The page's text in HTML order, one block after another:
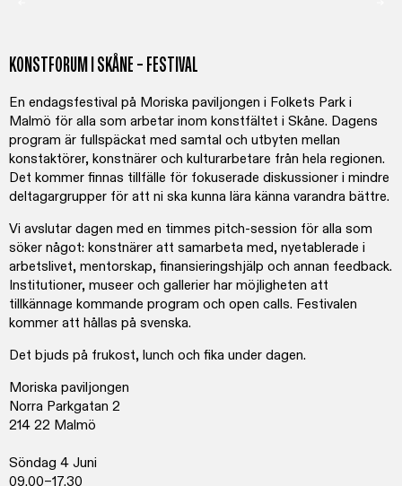
KONSTFORUM I SKÅNE – FESTIVAL
En endagsfestival på Moriska paviljongen i Folkets Park i
Malmö för alla som arbetar inom konstfältet i Skåne. Dagens
program är fullspäckat med samtal och utbyten mellan
konstaktörer, konstnärer och kulturarbetare från hela regionen.
Det kommer finnas tillfälle för fokuserade diskussioner i mindre
deltagargrupper för att ni ska kunna lära känna varandra bättre.
Vi avslutar dagen med en timmes pitch-session för alla som
söker något: konstnärer att samarbeta med, nyetablerade i
arbetslivet, mentorskap, finansieringshjälp och annan feedback.
Institutioner, museer och gallerier har möjligheten att
tillkännage kommande program och open calls. Festivalen
kommer att hållas på svenska.
Det bjuds på frukost, lunch och fika under dagen.
Moriska paviljongen
Norra Parkgatan 2
214 22 Malmö
Söndag 4 Juni
09.00–17.30